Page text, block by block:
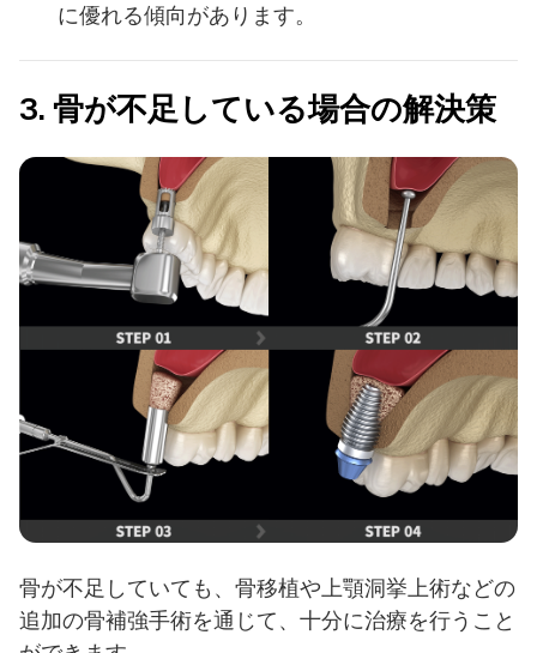
に優れる傾向があります。
3. 骨が不足している場合の解決策
骨が不足していても、骨移植や上顎洞挙上術などの
追加の骨補強手術を通じて、十分に治療を行うこと